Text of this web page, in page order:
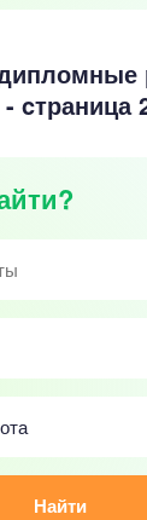
cтраница
Найти